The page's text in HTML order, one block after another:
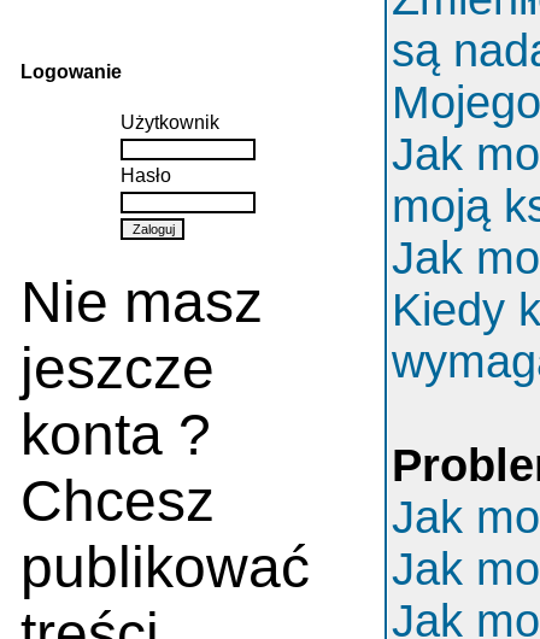
Logowanie
Użytkownik
Hasło
Nie masz
jeszcze
konta ?
Chcesz
publikować
są
Jak
moją
Jak
Kiedy
Jak
Jak
Jak